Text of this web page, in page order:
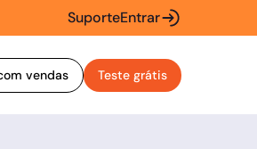
SuporteEntrar
vendas Teste grátis